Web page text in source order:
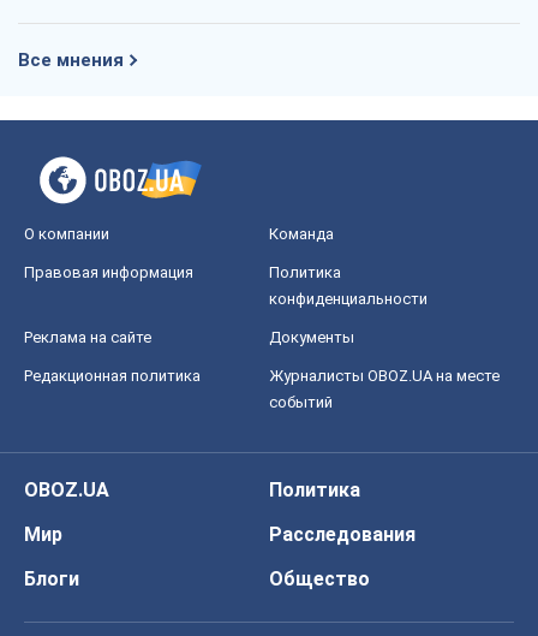
Все мнения
О компании Команда
Правовая информация
Политика
конфиденциальности
Реклама на сайте Документы
Редакционная политика
Журналисты OBOZ.UA на месте
событий
OBOZ.UA
Политика
Мир
Расследования
Блоги
Общество